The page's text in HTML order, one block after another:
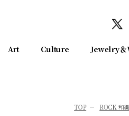
Art Culture Jewelry＆
TOP ROCK 和